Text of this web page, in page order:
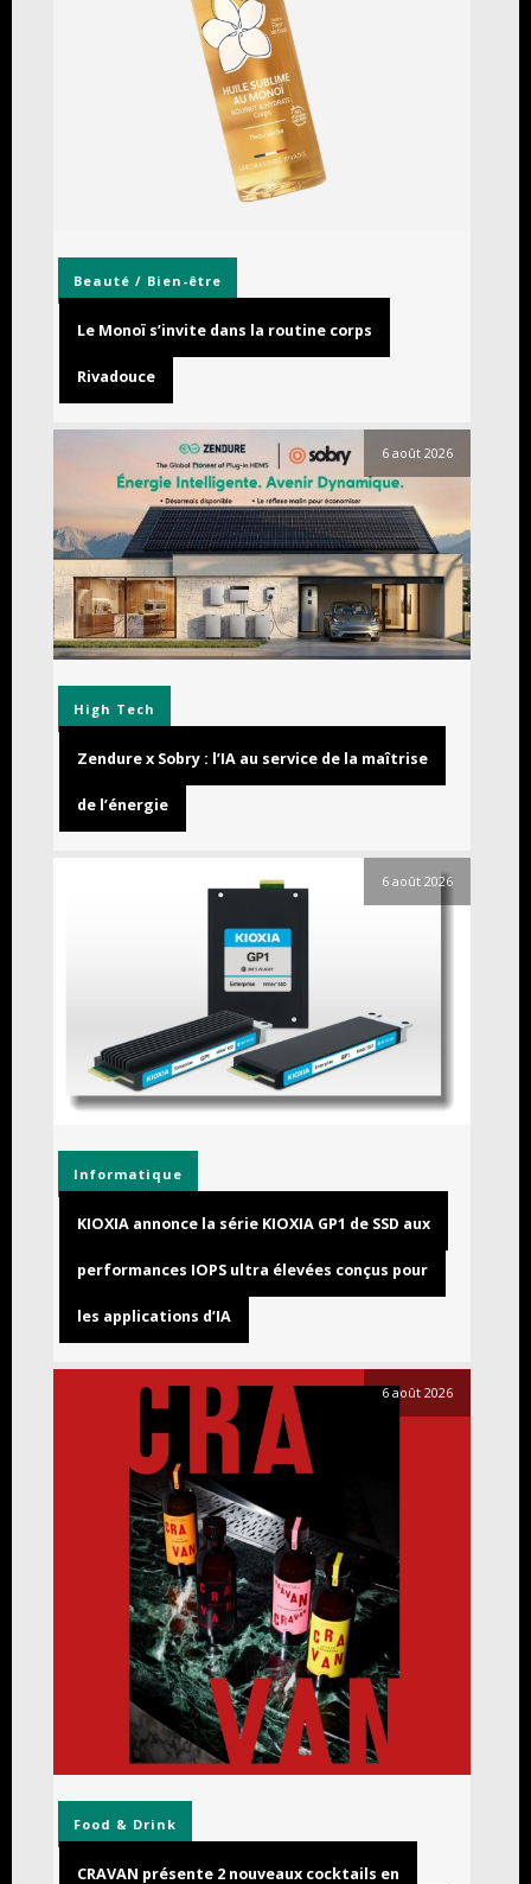
Beauté / Bien-être
Le Monoï s’invite dans la routine corps
Rivadouce
6 août 2026
High Tech
Zendure x Sobry : l’IA au service de la maîtrise
de l’énergie
6 août 2026
Informatique
KIOXIA annonce la série KIOXIA GP1 de SSD aux
performances IOPS ultra élevées conçus pour
les applications d’IA
6 août 2026
Food & Drink
CRAVAN présente 2 nouveaux cocktails en